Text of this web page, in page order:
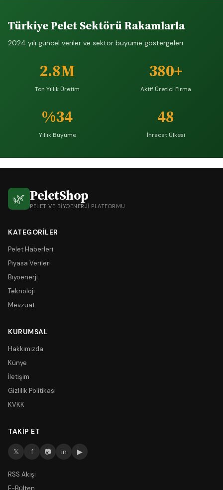
Türkiye Pelet Sektörü Rakamlarla
2024 yılı güncel veriler ve sektör büyüme göstergeleri
2.8M
Ton Yıllık Üretim
380+
Aktif Üretici Firma
%34
Yıllık Büyüme
48
İhracat Ülkesi
🌿 PeletShop
PELET VE BIYOENERJI PLATFORMU
KATEGORILER
Pelet Haberleri
Piyasa Verileri
Biyoenerji
Teknoloji
Mevzuat
KURUMSAL
Hakkımızda
Künye
İletişim
Gizlilik Politikası
KVKK
TAKIP ET
𝕏 f 📷 in ▶
RSS Akışı
E-Bülten